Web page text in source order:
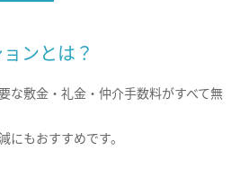
ンとは？
な敷金・礼金・仲介手数料がすべて無
にもおすすめです。